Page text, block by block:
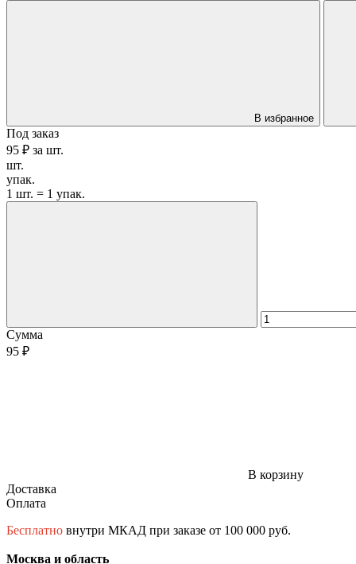
В избранное
Под заказ
95 ₽ за шт.
шт.
упак.
1 шт. = 1 упак.
Сумма
95 ₽
В корзину
Доставка
Оплата
Бесплатно внутри МКАД при заказе от 100 000 руб.
Москва и область